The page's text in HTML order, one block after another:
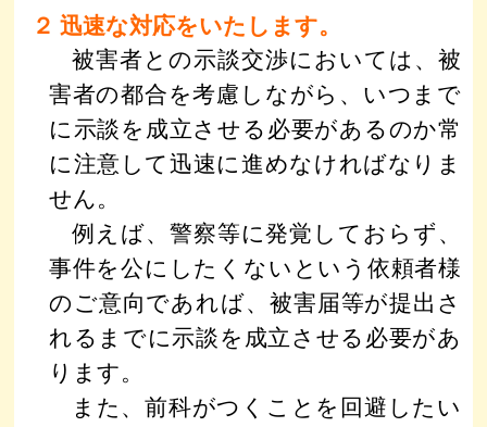
２ 迅速な対応をいたします。
被害者との示談交渉においては、被
害者の都合を考慮しながら、いつまで
に示談を成立させる必要があるのか常
に注意して迅速に進めなければなりま
せん。
例えば、警察等に発覚しておらず、
事件を公にしたくないという依頼者様
のご意向であれば、被害届等が提出さ
れるまでに示談を成立させる必要があ
ります。
また、前科がつくことを回避したい